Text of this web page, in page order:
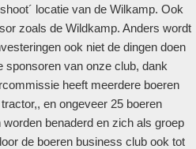
locatie van de Wilkamp. Ook
zoals de Wildkamp. Anders wordt
ook niet de dingen doen
sponsoren van onze club, dank
heeft meerdere boeren
en ongeveer 25 boeren
benaderd en zich als groep
de boeren business club ook tot